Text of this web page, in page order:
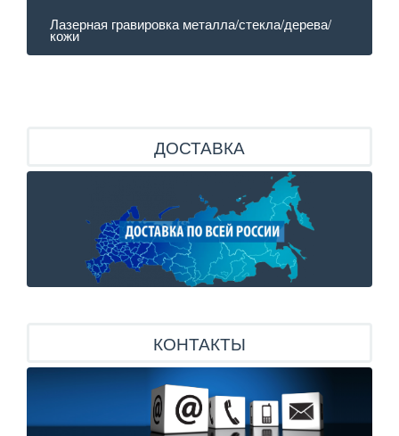
Лазерная гравировка металла/стекла/дерева/
кожи
ДОСТАВКА
КОНТАКТЫ